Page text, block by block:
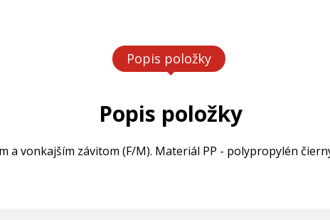
Popis položky
Popis položky
vonkajším závitom (F/M). Materiál PP - polypropylén